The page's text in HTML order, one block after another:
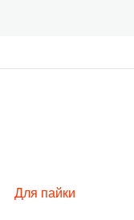
Для пайки